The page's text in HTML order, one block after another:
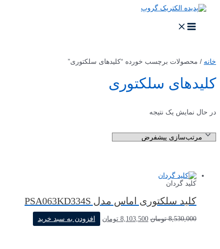
خانه / محصولات برچسب خورده “کلیدهای سلکتوری”
کلیدهای سلکتوری
در حال نمایش یک نتیجه
کلید گردان
کلید سلکتوری اماس مدل PSA063KD334S
8,530,000 تومان 8,103,500 تومان افزودن به سبد خرید